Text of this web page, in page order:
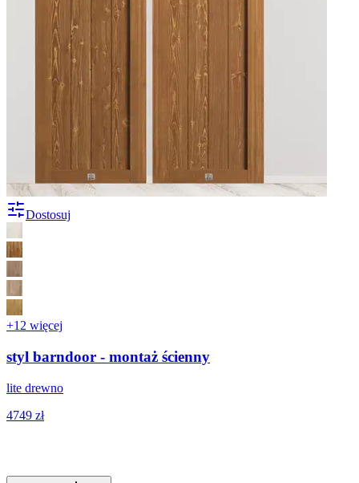
Dostosuj
+12 więcej
styl barndoor - montaż ścienny
lite drewno
4749 zł